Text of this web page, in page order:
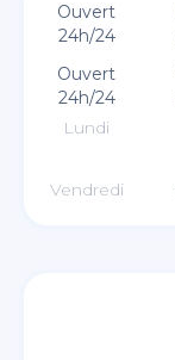
Ouvert
24h/24
Ouvert
24h/24
Lundi
Vendredi